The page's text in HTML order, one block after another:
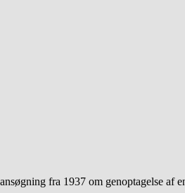
fra 1937 om genoptagelse